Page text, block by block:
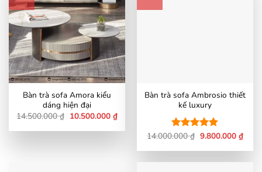
Bàn trà sofa Amora kiểu
dáng hiện đại
14.500.000₫ Giá
là:
10.500.000 ₫Giá
hiện
tại
Bàn trà sofa Ambrosio thiết
kế luxury
Được xếp
sao
14.000.000₫ Giá
là:
9.800.000 ₫Giá
hiện
tại